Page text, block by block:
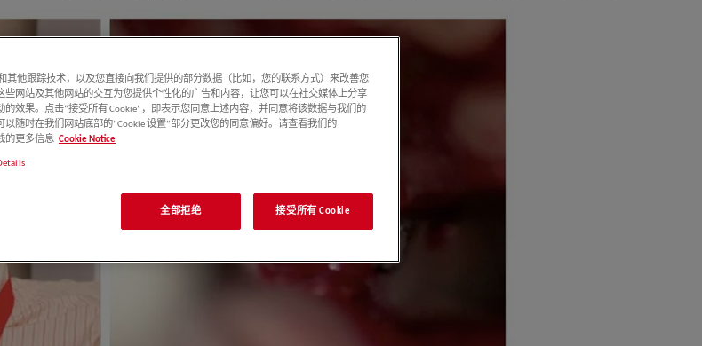
其他跟踪技术，以及您直接向我们提供的部分数据（比如，您的联系方式）来改善您
些网站及其他网站的交互为您提供个性化的广告和内容，让您可以在社交媒体上分享
效果。点击“接受所有 Cookie”，即表示您同意上述内容，并同意将该数据与我们的
随时在我们网站底部的“Cookie 设置”部分更改您的同意偏好。请查看我们的
的更多信息 Cookie Notice
全部拒绝 接受所有 Cookie